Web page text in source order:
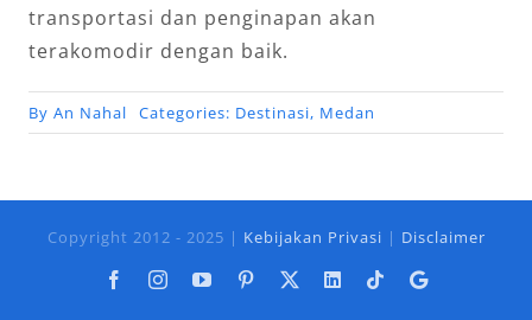
transportasi dan penginapan akan
terakomodir dengan baik.
By An Nahal Categories: Destinasi, Medan
Copyright 2012 - 2025 | Kebijakan Privasi | Disclaimer
FacebookInstagramYouTubePinterest LinkedIn
TiktokGoogle